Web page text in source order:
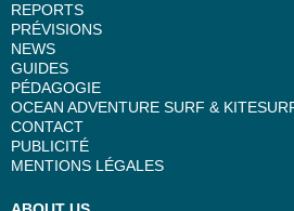
REPORTS
PRÉVISIONS
NEWS
GUIDES
PÉDAGOGIE
OCEAN ADVENTURE SURF &
CONTACT
PUBLICITÉ
MENTIONS LÉGALES